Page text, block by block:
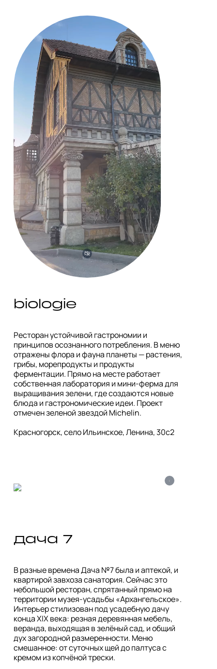
biologie
Ресторан устойчивой гастрономии и
принципов осознанного потребления. В меню
отражены флора и фауна планеты — растения,
грибы, морепродукты и продукты
ферментации. Прямо на месте работает
собственная лаборатория и мини-ферма для
выращивания зелени, где создаются новые
блюда и гастрономические идеи. Проект
отмечен зеленой звездой Michelin.
Красногорск, село Ильинское, Ленина, 30с2
i
дача 7
В разные времена Дача №7 была и аптекой, и
квартирой завхоза санатория. Сейчас это
небольшой ресторан, спрятанный прямо на
территории музея-усадьбы «Архангельское».
Интерьер стилизован под усадебную дачу
конца XIX века: резная деревянная мебель,
веранда, выходящая в зелёный сад, и общий
дух загородной размеренности. Меню
смешанное: от суточных щей до палтуса с
кремом из копчёной трески.